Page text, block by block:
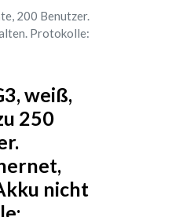
200 Benutzer.
Protokolle:
weiß,
250
nicht